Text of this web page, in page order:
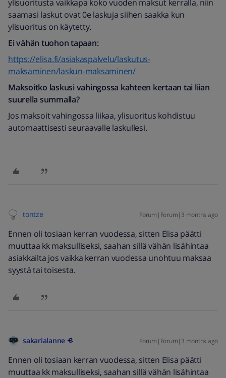
ylisuoritusta vaikkapa koko vuoden maksut kerralla, niin
saamasi laskut ovat 0e laskuja siihen saakka kun
ylisuoritus on käytetty.
Ei vähän tuohon tapaan:
https://elisa.fi/asiakaspalvelu/laskutus-
maksaminen/laskun-maksaminen/
Maksoitko laskusi vahingossa kahteen kertaan tai liian
suurella summalla?
Jos maksoit vahingossa liikaa, ylisuoritus kohdistuu
automaattisesti seuraavalle laskullesi.
tontze Forum|Forum|3 months ago
Ennen oli tosiaan kerran vuodessa, sitten Elisa päätti
muuttaa kk maksulliseksi, saahan sillä vähän lisähintaa
asiakkailta jos vaikka kerran vuodessa unohtuu maksaa
syystä tai toisesta.
sakarialanne Forum|Forum|3 months ago
Ennen oli tosiaan kerran vuodessa, sitten Elisa päätti
muuttaa kk maksulliseksi, saahan sillä vähän lisähintaa